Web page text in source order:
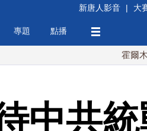
新唐人影音 | 大
專題 點播
霍爾木茲海峽
中共